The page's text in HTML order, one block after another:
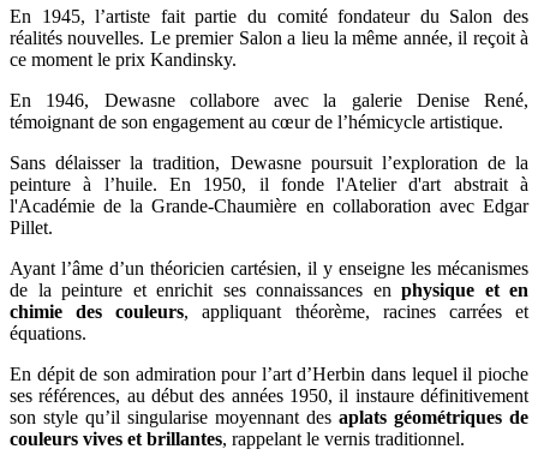
En 1945, l’artiste fait partie du comité fondateur du Salon des
réalités nouvelles. Le premier Salon a lieu la même année, il reçoit à
ce moment le prix Kandinsky.
En
1946, Dewasne collabore avec la galerie Denise René,
témoignant de son engagement au cœur de l’hémicycle artistique.
Sans délaisser la tradition, Dewasne poursuit l’exploration de la
peinture à l’huile. En 1950, il fonde l'Atelier d'art abstrait à
l'Académie de la Grande-Chaumière en collaboration avec Edgar
Pillet.
Ayant l’âme d’un théoricien cartésien, il y enseigne les mécanismes
de la peinture et enrichit ses connaissances en physique et en
chimie des couleurs, appliquant théorème, racines carrées et
équations.
En dépit de son admiration pour l’art d’Herbin dans lequel il pioche
ses références, au début des années 1950, il instaure définitivement
son style qu’il singularise moyennant des aplats géométriques de
couleurs vives et brillantes, rappelant le vernis traditionnel.